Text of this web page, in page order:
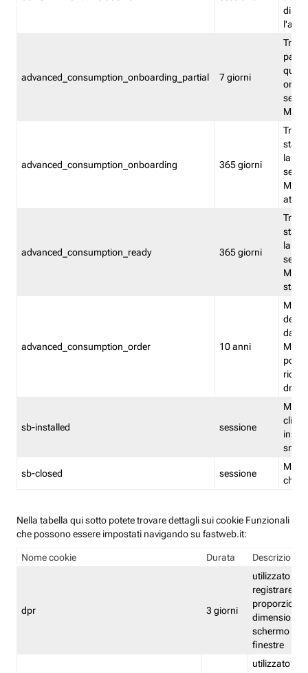
advanced_consumption_onboarding_partial 7 giorni
advanced_consumption_onboarding 365 giorni
stata
la
advanced_consumption_ready 365 giorni
stata
la
stato
advanced_consumption_order 10 anni
delle
sb-installed sessione
sb-closed sessione
Nella tabella qui sotto potete trovare dettagli sui cookie Funzionali
che possono essere impostati navigando su fastweb.it:
Nome cookie Durata Descrizione
dpr 3 giorni
utilizzato per
registrare le
proporzioni
dimensioni
schermo e
finestre
utilizzato per